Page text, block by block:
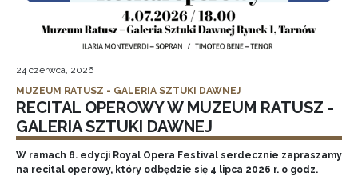
24 czerwca, 2026
MUZEUM RATUSZ - GALERIA SZTUKI DAWNEJ
RECITAL OPEROWY W MUZEUM RATUSZ -
GALERIA SZTUKI DAWNEJ
W ramach 8. edycji Royal Opera Festival serdecznie zapraszamy
na recital operowy, który odbędzie się 4 lipca 2026 r. o godz.